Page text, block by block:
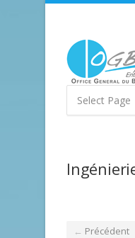
← Précédent